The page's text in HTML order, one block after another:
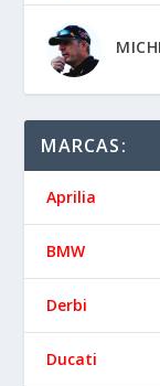
MARCAS:
Aprilia
BMW
Derbi
Ducati